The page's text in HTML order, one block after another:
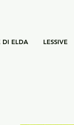
DI ELDA LESSIVE